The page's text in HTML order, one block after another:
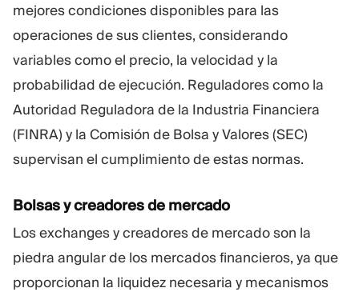
mejores condiciones disponibles para las
operaciones de sus clientes, considerando
variables como el precio, la velocidad y la
probabilidad de ejecución. Reguladores como la
Autoridad Reguladora de la Industria Financiera
(FINRA) y la Comisión de Bolsa y Valores (SEC)
supervisan el cumplimiento de estas normas.
Bolsas y creadores de mercado
Los exchanges y creadores de mercado son la
piedra angular de los mercados financieros, ya que
proporcionan la liquidez necesaria y mecanismos